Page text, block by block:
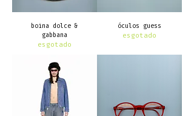
boina dolce &
gabbana
esgotado
óculos guess
esgotado